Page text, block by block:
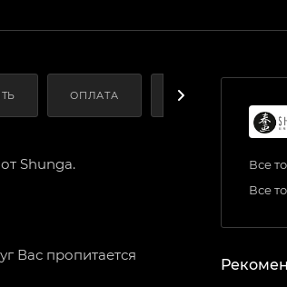
ОПЛАТА ДОСТАВКА
Shunga.
Вас пропитается
Все
Все